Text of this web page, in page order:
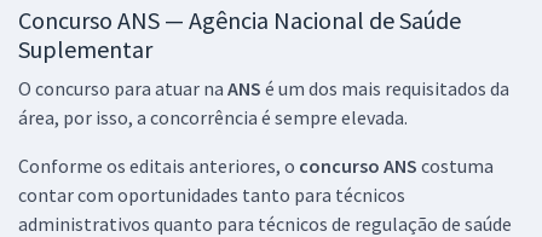
Concurso ANS — Agência Nacional de Saúde
Suplementar
O concurso para atuar na ANS é um dos mais requisitados da
área, por isso, a concorrência é sempre elevada.
Conforme os editais anteriores, o concurso ANS costuma
contar com oportunidades tanto para técnicos
administrativos quanto para técnicos de regulação de saúde